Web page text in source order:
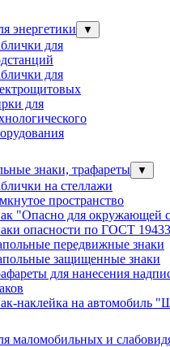
энергетики ▼
для
для
для
знаки, трафареты ▼
на стеллажи
пространство
"Опасно для окружающей
опасности по ГОСТ
передвижные знаки
защищенные знаки
для нанесения
наклейка на автомобиль
маломобильных и